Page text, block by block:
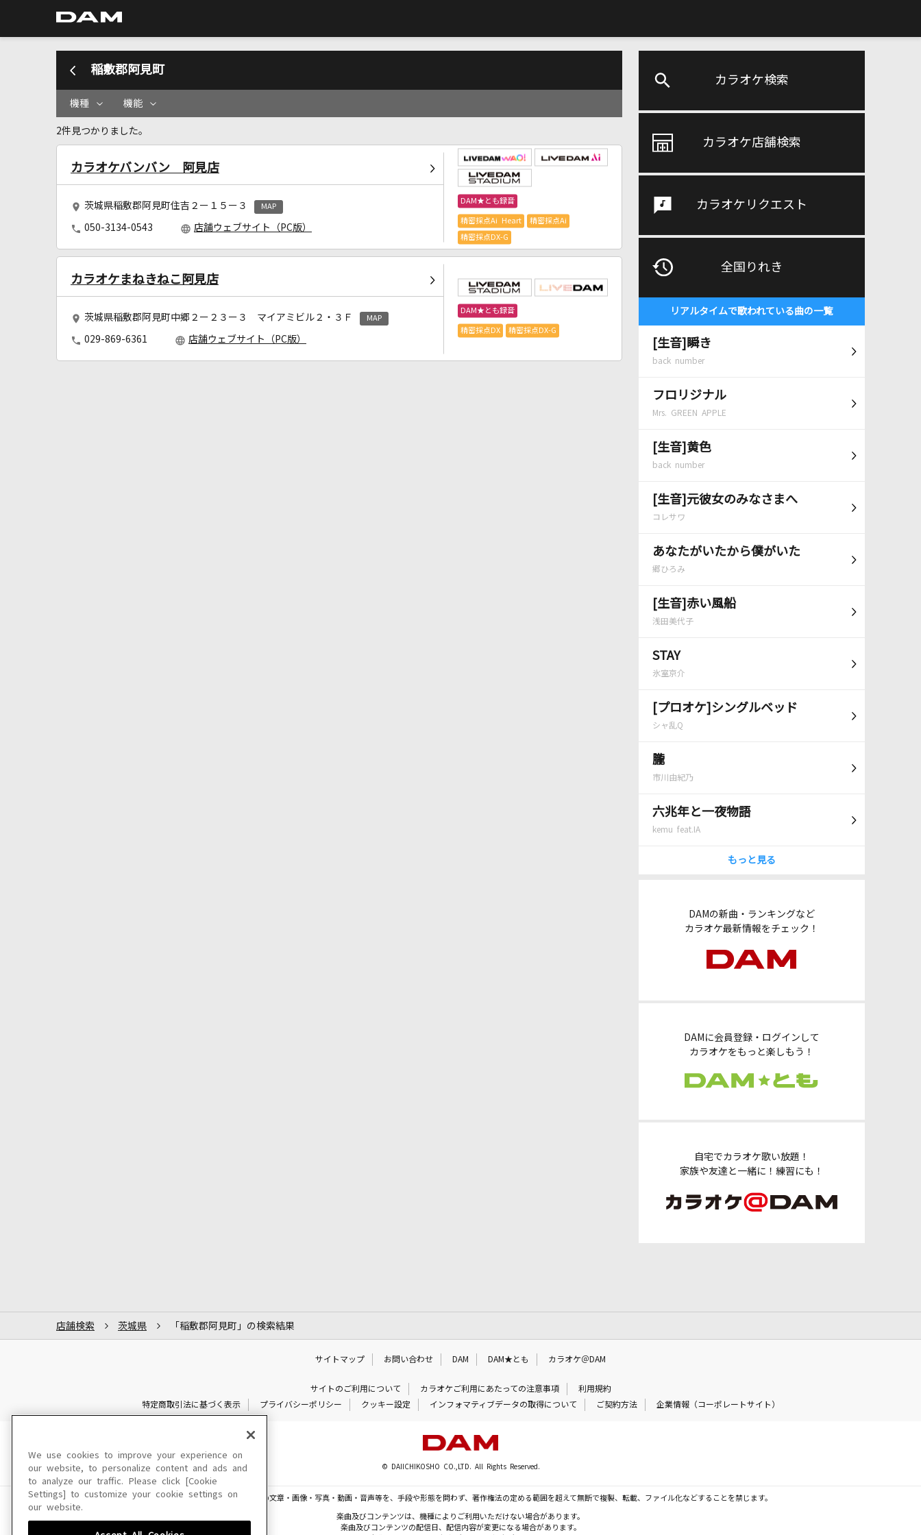
カラオケ検索
カラオケ店舗検索
カラオケリクエスト
全国りれき
リアルタイムで歌われている曲の一覧
[生音]瞬き
back number
フロリジナル
Mrs. GREEN APPLE
[生音]黄色
back number
[生音]元彼女のみなさまへ
コレサワ
あなたがいたから僕がいた
郷ひろみ
[生音]赤い風船
浅田美代子
STAY
氷室京介
[プロオケ]シングルベッド
シャ乱Q
朧
市川由紀乃
六兆年と一夜物語
kemu feat.IA
もっと見る
DAMの新曲・ランキングなど
カラオケ最新情報をチェック！
DAMに会員登録・ログインして
カラオケをもっと楽しもう！
自宅でカラオケ歌い放題！
家族や友達と一緒に！練習にも！
稲敷郡阿見町
機種 機能
2件見つかりました。
カラオケバンバン 阿見店
茨城県稲敷郡阿見町住吉２ー１５ー３ MAP
050-3134-0543 店舗ウェブサイト（PC版）
DAM★とも録音
精密採点Ai Heart 精密採点Ai
精密採点DX-G
カラオケまねきねこ阿見店
茨城県稲敷郡阿見町中郷２ー２３ー３ マイアミビル２・３Ｆ MAP
029-869-6361 店舗ウェブサイト（PC版）
DAM★とも録音
精密採点DX 精密採点DX-G
店舗検索 茨城県 「稲敷郡阿見町」の検索結果
サイトマップ お問い合わせ DAM DAM★とも カラオケ＠DAM
サイトのご利用について カラオケご利用にあたっての注意事項
利用規約
特定商取引法に基づく表示
プライバシーポリシー クッキー設定 インフォマティブデータの取得について ご契約方法 企業情報（コーポレートサイト）
© DAIICHIKOSHO CO.,LTD. All Rights Reserved.
このサイトに掲載されている一切の文章・画像・写真・動画・音声等を、手段や形態を問わず、著作権法の定める範囲を超えて無断で複製、転載、ファイル化などすることを禁じます。
楽曲及びコンテンツは、機種によりご利用いただけない場合があります。
楽曲及びコンテンツの配信日、配信内容が変更になる場合があります。
We use cookies to improve your experience on
our website, to personalize content and ads and
to analyze our traffic. Please click [Cookie
Settings] to customize your cookie settings on
our website.